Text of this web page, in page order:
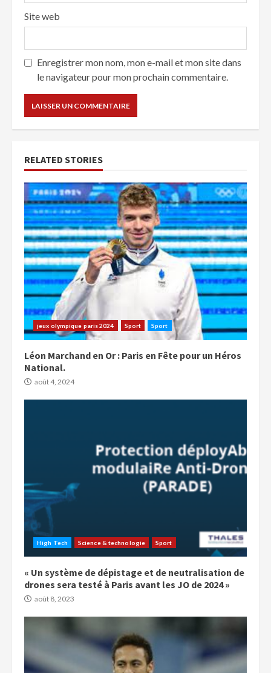
Site web
Enregistrer mon nom, mon e-mail et mon site dans
le navigateur pour mon prochain commentaire.
RELATED STORIES
jeux olympique paris 2024 Sport Sport
Léon Marchand en Or : Paris en Fête pour un Héros
National.
août 4, 2024
High Tech Science & technologie Sport
« Un système de dépistage et de neutralisation de
drones sera testé à Paris avant les JO de 2024 »
août 8, 2023